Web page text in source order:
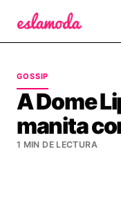
GOSSIP
A Dome
manita
1 MIN DE LECTURA